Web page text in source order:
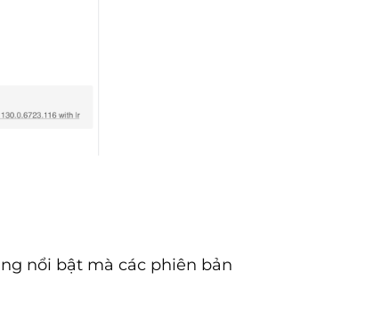
nổi bật mà các phiên bản